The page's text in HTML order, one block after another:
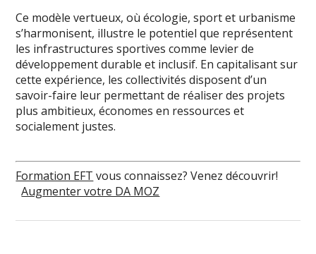
Ce modèle vertueux, où écologie, sport et urbanisme
s’harmonisent, illustre le potentiel que représentent
les infrastructures sportives comme levier de
développement durable et inclusif. En capitalisant sur
cette expérience, les collectivités disposent d’un
savoir-faire leur permettant de réaliser des projets
plus ambitieux, économes en ressources et
socialement justes.
Formation EFT vous connaissez? Venez découvrir!
Augmenter votre DA MOZ